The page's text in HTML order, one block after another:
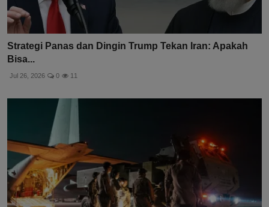
Strategi Panas dan Dingin Trump Tekan Iran: Apakah
Bisa...
Jul 26, 2026 0 11